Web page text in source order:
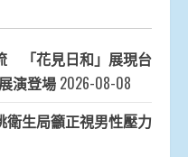
「花見日和」展現台
演登場 2026-08-08
生局籲正視男性壓力